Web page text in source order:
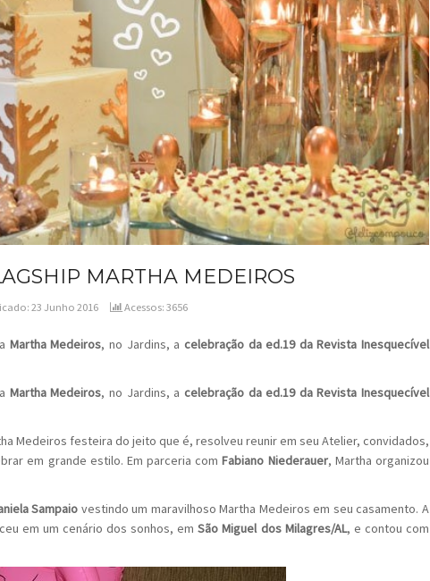
MARTHA MEDEIROS
23 Junho 2016 Acessos: 3656
Martha Medeiros, no Jardins, a celebração da ed.19 da Revista Inesquecível
Martha Medeiros, no Jardins, a celebração da ed.19 da Revista Inesquecível
Medeiros festeira do jeito que é, resolveu reunir em seu Atelier, convidados,
em grande estilo. Em parceria comFabiano Niederauer, Martha organizou
Sampaio vestindo um maravilhoso Martha Medeiros em seu casamento. A
em um cenário dos sonhos, emSão Miguel dos Milagres/AL, e contou com